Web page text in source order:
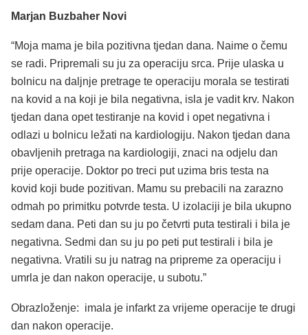
Marjan Buzbaher Novi
“Moja mama je bila pozitivna tjedan dana. Naime o čemu
se radi. Pripremali su ju za operaciju srca. Prije ulaska u
bolnicu na daljnje pretrage te operaciju morala se testirati
na kovid a na koji je bila negativna, isla je vadit krv. Nakon
tjedan dana opet testiranje na kovid i opet negativna i
odlazi u bolnicu ležati na kardiologiju. Nakon tjedan dana
obavljenih pretraga na kardiologiji, znaci na odjelu dan
prije operacije. Doktor po treci put uzima bris testa na
kovid koji bude pozitivan. Mamu su prebacili na zarazno
odmah po primitku potvrde testa. U izolaciji je bila ukupno
sedam dana. Peti dan su ju po četvrti puta testirali i bila je
negativna. Sedmi dan su ju po peti put testirali i bila je
negativna. Vratili su ju natrag na pripreme za operaciju i
umrla je dan nakon operacije, u subotu.”
Obrazloženje: imala je infarkt za vrijeme operacije te drugi
dan nakon operacije.